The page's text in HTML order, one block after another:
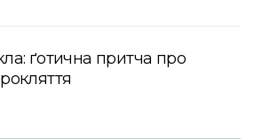
ґотична притча про